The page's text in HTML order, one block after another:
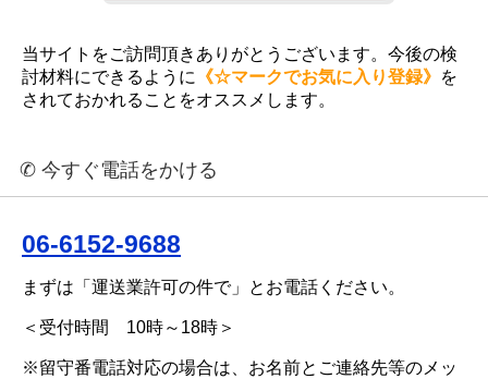
当サイトをご訪問頂きありがとうございます。今後の検
討材料にできるように
《☆マークでお気に入り登録》 を
されておかれることをオススメします。
✆ 今すぐ電話をかける
06-6152-9688
まずは「運送業許可の件で」とお電話ください。
＜受付時間 10時～18時＞
※留守番電話対応の場合は、お名前とご連絡先等のメッ